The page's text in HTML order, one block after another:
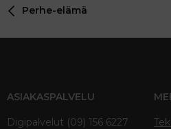
Perhe-elämä
ASIAKASPALVELU
Digipalvelut (09) 156 6227